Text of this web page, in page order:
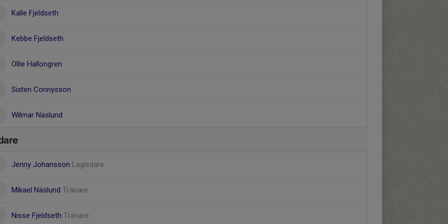
Kalle Fjeldseth
Kebbe Fjeldseth
Ollie Hallongren
Sixten Connysson
Wilmar Näslund
Jenny Johansson Lagledare
Mikael Näslund Tränare
Nisse Fjeldseth Tränare